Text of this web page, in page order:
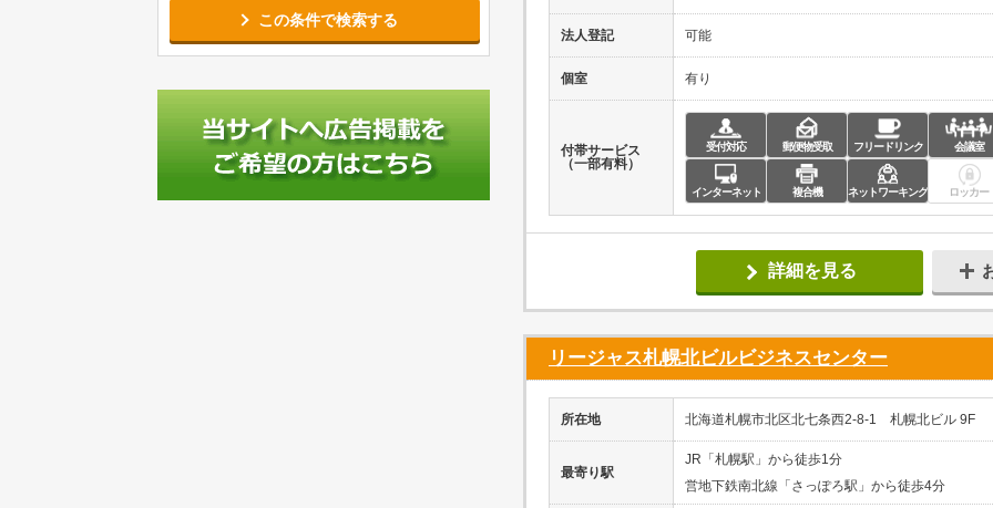
この条件で検索する
法人登記 可能
個室 有り
付帯サービス
（一部有料）
受付対応 郵便物受取 フリードリンク 会議室
インターネット 複合機 ネットワーキング ロッカー
詳細を見る
リージャス札幌北ビルビジネスセンター
所在地 北海道札幌市北区北七条西2-8-1 札幌北ビル 9F
最寄り駅
JR「札幌駅」から徒歩1分
営地下鉄南北線「さっぽろ駅」から徒歩4分